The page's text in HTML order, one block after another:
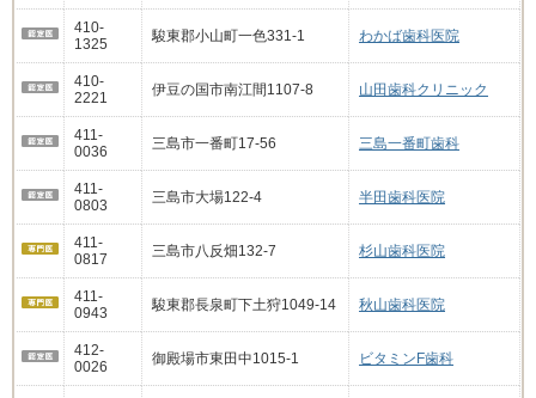
410-
1325
駿東郡小山町一色331-1 わかば歯科医院
410-
2221
伊豆の国市南江間1107-8 山田歯科クリニック
411-
0036
三島市一番町17-56 三島一番町歯科
411-
0803
三島市大場122-4 半田歯科医院
411-
0817
三島市八反畑132-7 杉山歯科医院
411-
0943
駿東郡長泉町下土狩1049-14 秋山歯科医院
412-
0026
御殿場市東田中1015-1 ビタミンF歯科